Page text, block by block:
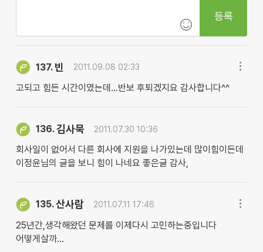
등록
137. 빈 2011.09.08 02:33
고되고 힘든 시간이였는데...반보 후퇴겠지요 감사합니다^^
136.김사묵 2011.07.30 10:36
회사일이 없어서 다른 회사에 지원을 나가있는데 많이힘이든데
이정윤님의 글을 보니 힘이 나네요 좋은글 감사,
135.산사람 2011.07.11 17:46
25년간,생각해왔던 문제를 이제다시 고민하는중입니다
어떻게살까...